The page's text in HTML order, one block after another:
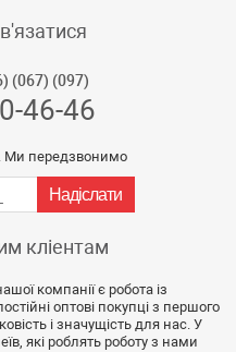
(067) (097)
46-46
Ми передзвонимо
кліентам
компанії є робота із
оптові покупці з першого
і значущість для нас. У
які роблять роботу з нами